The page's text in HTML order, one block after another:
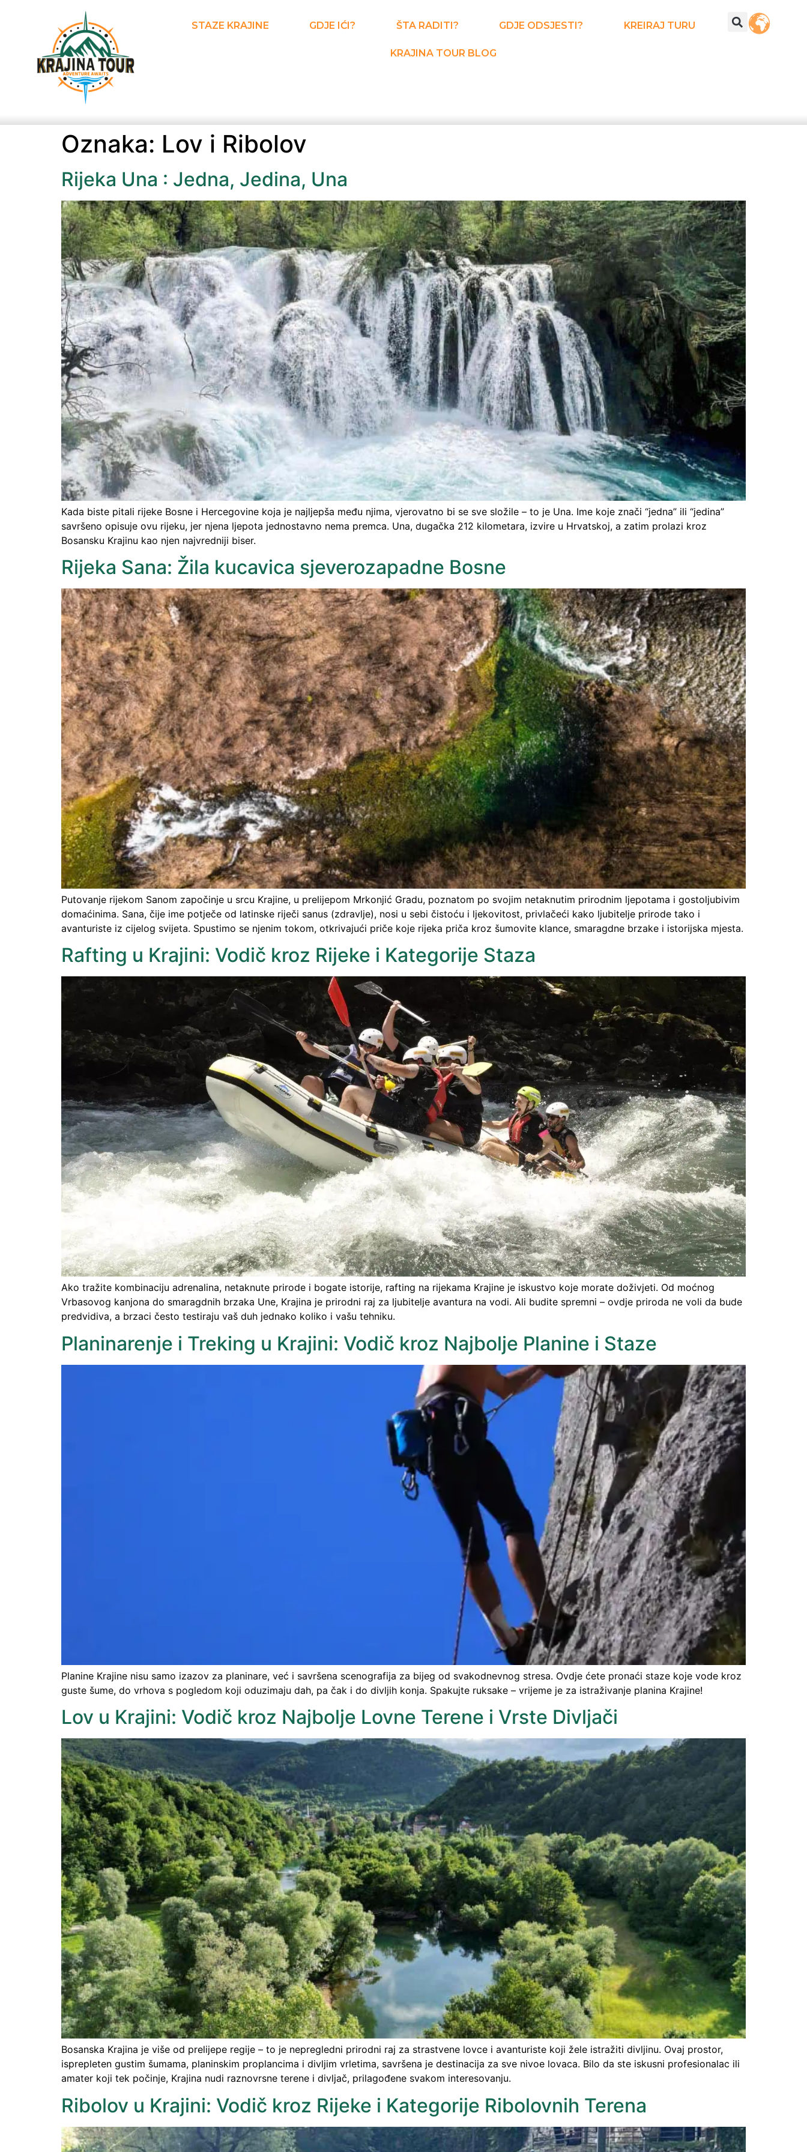
STAZE KRAJINE GDJE IĆI? ŠTA RADITI? GDJE ODSJESTI? KREIRAJ TURU
KRAJINA TOUR BLOG
Oznaka: Lov i Ribolov
Rijeka Una : Jedna, Jedina, Una
Kada biste pitali rijeke Bosne i Hercegovine koja je najljepša među njima, vjerovatno bi se sve složile – to je Una. Ime koje znači “jedna” ili “jedina”
savršeno opisuje ovu rijeku, jer njena ljepota jednostavno nema premca. Una, dugačka 212 kilometara, izvire u Hrvatskoj, a zatim prolazi kroz
Bosansku Krajinu kao njen najvredniji biser.
Rijeka Sana: Žila kucavica sjeverozapadne Bosne
Putovanje rijekom Sanom započinje u srcu Krajine, u prelijepom Mrkonjić Gradu, poznatom po svojim netaknutim prirodnim ljepotama i gostoljubivim
domaćinima. Sana, čije ime potječe od latinske riječi sanus (zdravlje), nosi u sebi čistoću i ljekovitost, privlačeći kako ljubitelje prirode tako i
avanturiste iz cijelog svijeta. Spustimo se njenim tokom, otkrivajući priče koje rijeka priča kroz šumovite klance, smaragdne brzake i istorijska mjesta.
Rafting u Krajini: Vodič kroz Rijeke i Kategorije Staza
Ako tražite kombinaciju adrenalina, netaknute prirode i bogate istorije, rafting na rijekama Krajine je iskustvo koje morate doživjeti. Od moćnog
Vrbasovog kanjona do smaragdnih brzaka Une, Krajina je prirodni raj za ljubitelje avantura na vodi. Ali budite spremni – ovdje priroda ne voli da bude
predvidiva, a brzaci često testiraju vaš duh jednako koliko i vašu tehniku.
Planinarenje i Treking u Krajini: Vodič kroz Najbolje Planine i Staze
Planine Krajine nisu samo izazov za planinare, već i savršena scenografija za bijeg od svakodnevnog stresa. Ovdje ćete pronaći staze koje vode kroz
guste šume, do vrhova s ​​pogledom koji oduzimaju dah, pa čak i do divljih konja. Spakujte ruksake – vrijeme je za istraživanje planina Krajine!
Lov u Krajini: Vodič kroz Najbolje Lovne Terene i Vrste Divljači
Bosanska Krajina je više od prelijepe regije – to je nepregledni prirodni raj za strastvene lovce i avanturiste koji žele istražiti divljinu. Ovaj prostor,
isprepleten gustim šumama, planinskim proplancima i divljim vrletima, savršena je destinacija za sve nivoe lovaca. Bilo da ste iskusni profesionalac ili
amater koji tek počinje, Krajina nudi raznovrsne terene i divljač, prilagođene svakom interesovanju.
Ribolov u Krajini: Vodič kroz Rijeke i Kategorije Ribolovnih Terena